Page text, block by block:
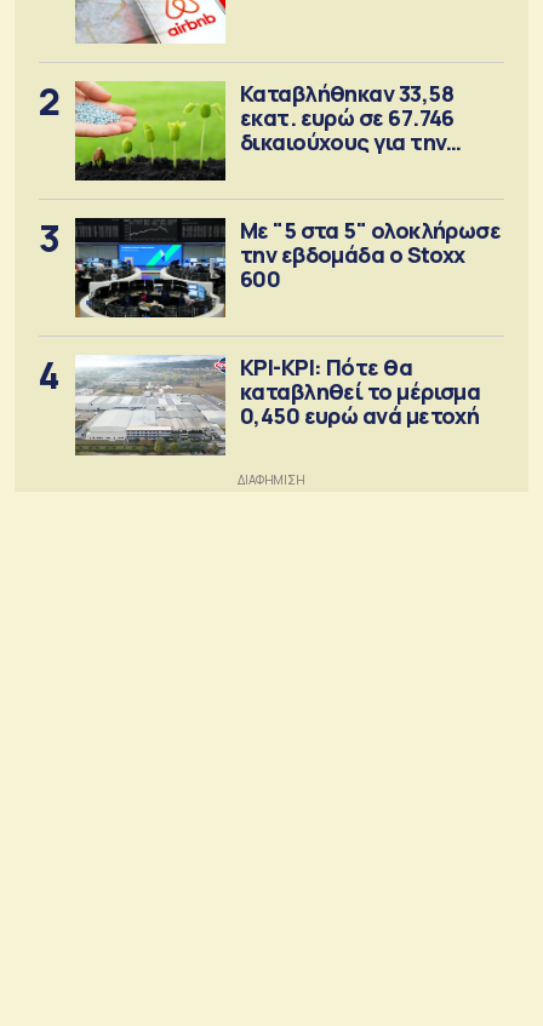
2
Καταβλήθηκαν 33,58
εκατ. ευρώ σε 67.746
δικαιούχους για την
3
Με "5 στα 5" ολοκλήρωσε
την εβδομάδα ο Stoxx
600
4
ΚΡΙ-ΚΡΙ: Πότε θα
καταβληθεί το μέρισμα
0,450 ευρώ ανά μετοχή